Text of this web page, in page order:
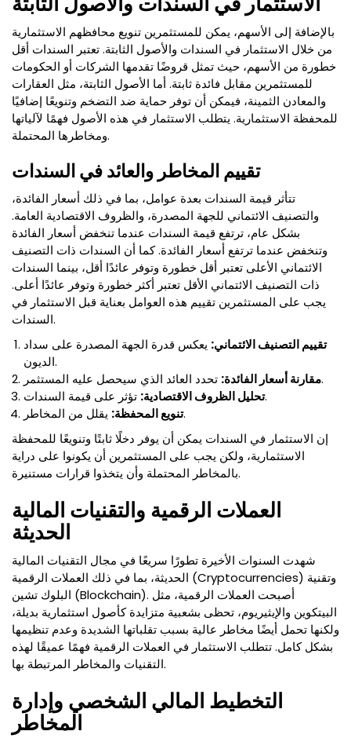
بالإضافة إلى الأسهم، يمكن للمستثمرين تنويع محافظهم الاستثمارية
من خلال الاستثمار في السندات والأصول الثابتة. تعتبر السندات أقل
خطورة من الأسهم، حيث تمثل قروضًا تقدمها الشركات أو الحكومات
للمستثمرين مقابل فائدة ثابتة. أما الأصول الثابتة، مثل العقارات
والمعادن الثمينة، فيمكن أن توفر حماية ضد التضخم وتنويعًا إضافيًا
للمحفظة الاستثمارية. يتطلب الاستثمار في هذه الأصول فهمًا لآلياتها
ومخاطرها المحتملة.
تقييم المخاطر والعائد في السندات
تتأثر قيمة السندات بعدة عوامل، بما في ذلك أسعار الفائدة،
والتصنيف الائتماني للجهة المصدرة، والظروف الاقتصادية العامة.
بشكل عام، ترتفع قيمة السندات عندما تنخفض أسعار الفائدة
وتنخفض عندما ترتفع أسعار الفائدة. كما أن السندات ذات التصنيف
الائتماني الأعلى تعتبر أقل خطورة وتوفر عائدًا أقل، بينما السندات
ذات التصنيف الائتماني الأقل تعتبر أكثر خطورة وتوفر عائدًا أعلى.
يجب على المستثمرين تقييم هذه العوامل بعناية قبل الاستثمار في
السندات.
تقييم التصنيف الائتماني: يعكس قدرة الجهة المصدرة على سداد
الديون.
مقارنة أسعار الفائدة:تحدد العائد الذي سيحصل عليه المستثمر.
تحليل الظروف الاقتصادية:تؤثر على قيمة السندات.
تنويع المحفظة:يقلل من المخاطر.
إن الاستثمار في السندات يمكن أن يوفر دخلًا ثابتًا وتنويعًا للمحفظة
الاستثمارية، ولكن يجب على المستثمرين أن يكونوا على دراية
بالمخاطر المحتملة وأن يتخذوا قرارات مستنيرة.
العملات الرقمية والتقنيات المالية
الحديثة
شهدت السنوات الأخيرة تطورًا سريعًا في مجال التقنيات المالية
الحديثة، بما في ذلك العملات الرقمية (Cryptocurrencies) وتقنية
البلوك تشين (Blockchain). أصبحت العملات الرقمية، مثل
البيتكوين والإيثيريوم، تحظى بشعبية متزايدة كأصول استثمارية بديلة،
ولكنها تحمل أيضًا مخاطر عالية بسبب تقلباتها الشديدة وعدم تنظيمها
بشكل كامل. تتطلب الاستثمار في العملات الرقمية فهمًا عميقًا لهذه
التقنيات والمخاطر المرتبطة بها.
التخطيط المالي الشخصي وإدارة
المخاطر